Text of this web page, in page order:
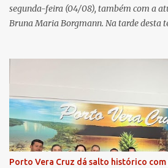
segunda-feira (04/08), também com a
Bruna Maria Borgmann. Na tarde desta
pelo Ministério Público e destacou a
para a comunidade, bem como a
colega, que contribuirá no andamento dos
por sua vez, se apresentou à
Comarca de Horizontina e foi promovida
já esteve em outras ocasiões substituindo
períodos de férias. A nova promotora
Porto Vera Cruz dá salto histórico